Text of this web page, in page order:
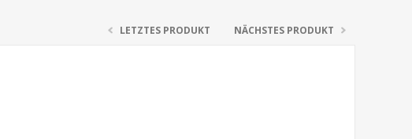
LETZTES PRODUKT NÄCHSTES PRODUKT